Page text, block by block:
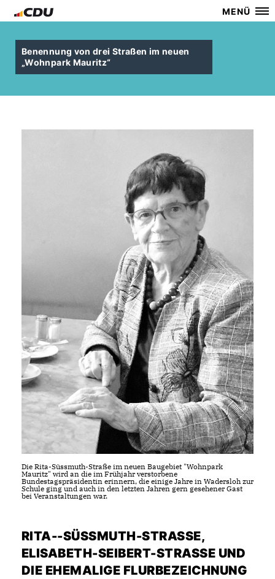
MENÜ
Benennung von drei Straßen im neuen
Wohnpark Mauritz“
Die Rita-Süssmuth-Straße im neuen Baugebiet "Wohnpark
Mauritz" wird an die im Frühjahr verstorbene
Bundestagspräsidentin erinnern, die einige Jahre in Wadersloh zur
Schule ging und auch in den letzten Jahren gern gesehener Gast
bei Veranstaltungen war.
RITA--SÜSSMUTH-STRASSE, E
LISABETH-SEIBERT-STRASSE UND DI
E EHEMALIGE FLURBEZEICHNUNG „V